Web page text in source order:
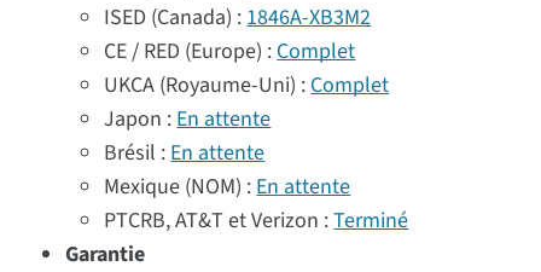
ISED (Canada) :1846A-XB3M2
CE / RED (Europe) :Complet
UKCA (Royaume-Uni) :Complet
Japon :En attente
Brésil :En attente
Mexique (NOM) :En attente
PTCRB, AT&T et Verizon :Terminé
Garantie